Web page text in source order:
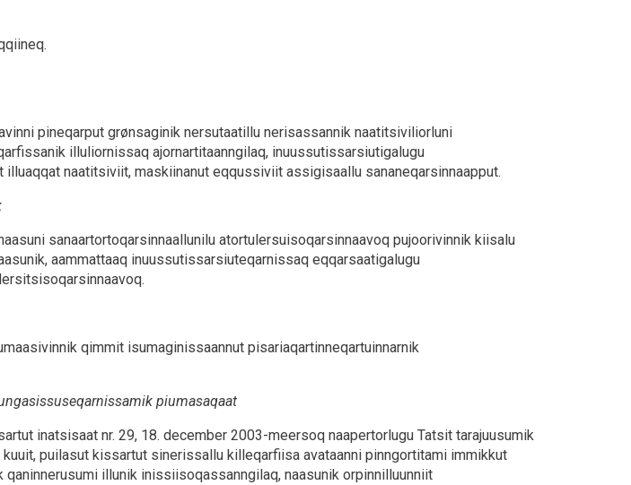
pineqarput grønsaginik nersutaatillu nerisassannik naatitsiviliorluni
illuliornissaq ajornartitaanngilaq, inuussutissarsiutigalugu
naatitsiviit, maskiinanut eqqussiviit assigisaallu sananeqarsinnaapput.
sanaartortoqarsinnaallunilu atortulersuisoqarsinnaavoq pujoorivinnik kiisalu
aammattaaq inuussutissarsiuteqarnissaq eqqarsaatigalugu
qimmit isumaginissaannut pisariaqartinneqartuinnarnik
piumasaqaat
inatsisaat nr. 29, 18. december 2003-meersoq naapertorlugu Tatsit tarajuusumik
puilasut kissartut sinerissallu killeqarfiisa avataanni pinngortitami immikkut
illunik inissiisoqassanngilaq, naasunik orpinnilluunniit